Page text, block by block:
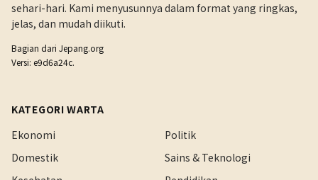
sehari-hari. Kami menyusunnya dalam format yang ringkas,
jelas, dan mudah diikuti.
Bagian dari Jepang.org
Versi: e9d6a24c.
KATEGORI WARTA
Ekonomi
Politik
Domestik
Sains & Teknologi